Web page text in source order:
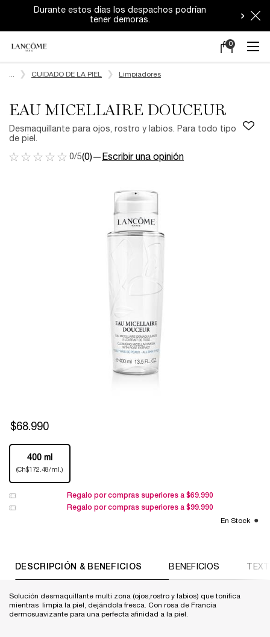
Durante estos días los despachos podrían
tener demoras.
Mi
0
0 producto
CUIDADO DE LA PIEL Limpiadores
EAU MICELLAIRE DOUCEUR
Desmaquillante para ojos, rostro y labios. Para todo tipo
de piel.
0/5(0)— Escribir una opinión
$68.990
Selected
400 ml
(Ch$172.48/ml.)
, 1 of 1
Regalo por compras superiores a $69.990
Regalo por compras superiores a $99.990
En Stock
DESCRIPCIÓN & BENEFICIOS BENEFICIOS
Solución desmaquillante multi zona (ojos,rostro y labios) que tonifica
mientras limpia la piel, dejándola fresca. Con rosa de Francia
dermosuavizante para una perfecta afinidad a la piel.